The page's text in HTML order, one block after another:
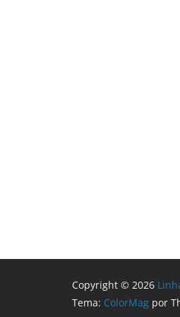
Copyright © 2026
Tema: ColorMag por